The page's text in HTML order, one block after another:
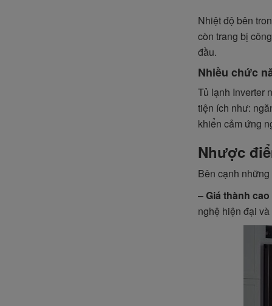
Nhiệt độ bên
còn trang bị
đầu.
Nhiều chức
Tủ lạnh Inverter
tiện ích như:
khiển cảm ứng
Nhược
Bên cạnh
–Giá thành
nghệ hiện đại